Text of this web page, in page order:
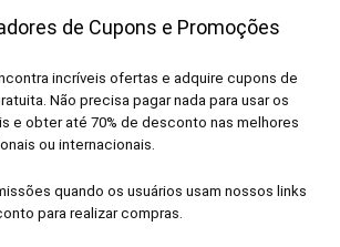
de Cupons e Promoções
incríveis ofertas e adquire cupons de
Não precisa pagar nada para usar os
e obter até 70% de desconto nas melhores
ou internacionais.
quando os usuários usam nossos links
para realizar compras.